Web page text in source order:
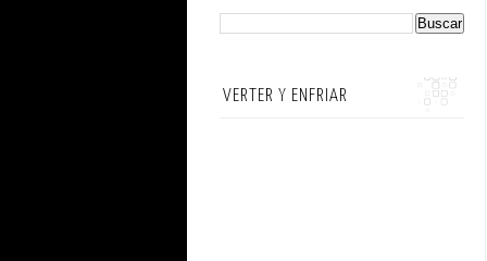
VERTER Y ENFRIAR